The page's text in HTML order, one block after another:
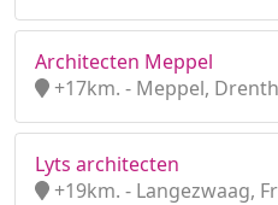
Architecten Meppel
+17km. - Meppel,
Lyts architecten
+19km. - Langezwaag,